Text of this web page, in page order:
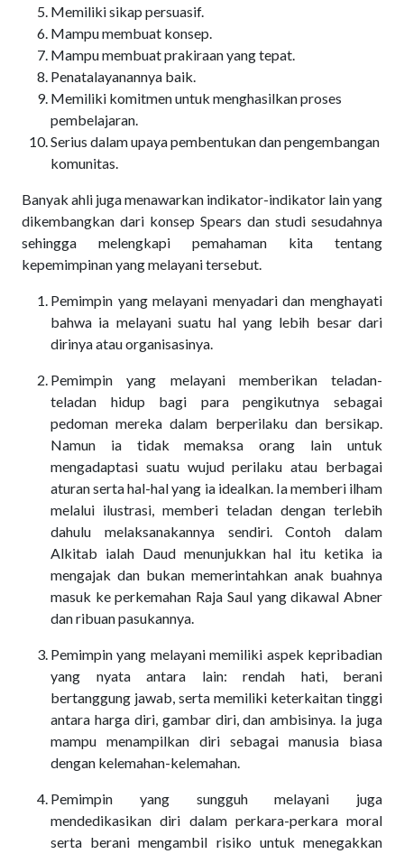
Memiliki sikap persuasif.
Mampu membuat konsep.
Mampu membuat prakiraan yang tepat.
Penatalayanannya baik.
Memiliki komitmen untuk menghasilkan proses
pembelajaran.
Serius dalam upaya pembentukan dan pengembangan
komunitas.
Banyak ahli juga menawarkan indikator-indikator lain yang
dikembangkan dari konsep Spears dan studi sesudahnya
sehingga melengkapi pemahaman kita tentang
kepemimpinan yang melayani tersebut.
Pemimpin yang melayani menyadari dan menghayati
bahwa ia melayani suatu hal yang lebih besar dari
dirinya atau organisasinya.
Pemimpin yang melayani memberikan teladan-
teladan hidup bagi para pengikutnya sebagai
pedoman mereka dalam berperilaku dan bersikap.
Namun ia tidak memaksa orang lain untuk
mengadaptasi suatu wujud perilaku atau berbagai
aturan serta hal-hal yang ia idealkan. Ia memberi ilham
melalui ilustrasi, memberi teladan dengan terlebih
dahulu melaksanakannya sendiri. Contoh dalam
Alkitab ialah Daud menunjukkan hal itu ketika ia
mengajak dan bukan memerintahkan anak buahnya
masuk ke perkemahan Raja Saul yang dikawal Abner
dan ribuan pasukannya.
Pemimpin yang melayani memiliki aspek kepribadian
yang nyata antara lain: rendah hati, berani
bertanggung jawab, serta memiliki keterkaitan tinggi
antara harga diri, gambar diri, dan ambisinya. Ia juga
mampu menampilkan diri sebagai manusia biasa
dengan kelemahan-kelemahan.
Pemimpin yang sungguh melayani juga
mendedikasikan diri dalam perkara-perkara moral
serta berani mengambil risiko untuk menegakkan